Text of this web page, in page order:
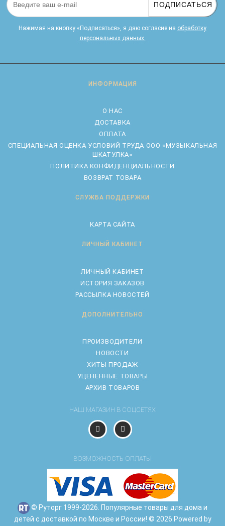
ПОДПИСАТЬСЯ
Нажимая на кнопку «Подписаться», я даю cогласие на обработку
персональных данных.
ИНФОРМАЦИЯ
О НАС
ДОСТАВКА
ОПЛАТА
CПЕЦИАЛЬНАЯ ОЦЕНКА УСЛОВИЙ ТРУДА ООО «МУЗЫКАЛЬНАЯ
ШКАТУЛКА»
ПОЛИТИКА КОНФИДЕНЦИАЛЬНОСТИ
ВОЗВРАТ ТОВАРА
СЛУЖБА ПОДДЕРЖКИ
КАРТА САЙТА
ЛИЧНЫЙ КАБИНЕТ
ЛИЧНЫЙ КАБИНЕТ
ИСТОРИЯ ЗАКАЗОВ
РАССЫЛКА НОВОСТЕЙ
ДОПОЛНИТЕЛЬНО
ПРОИЗВОДИТЕЛИ
НОВОСТИ
ХИТЫ ПРОДАЖ
УЦЕНЕННЫЕ ТОВАРЫ
АРХИВ ТОВАРОВ
НАШ МАГАЗИН В СОЦСЕТЯХ
ВОЗМОЖНОСТЬ ОПЛАТЫ
© Руторг 1999-2026. Популярные товары для дома и
детей с доставкой по Москве и России! © 2026 Powered by